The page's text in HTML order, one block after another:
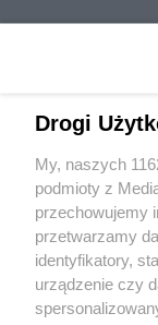
Wydawca
Drogi
My, naszych
podmioty z
przechowujemy
przetwarzamy
identyfikatory,
urządzenie czy